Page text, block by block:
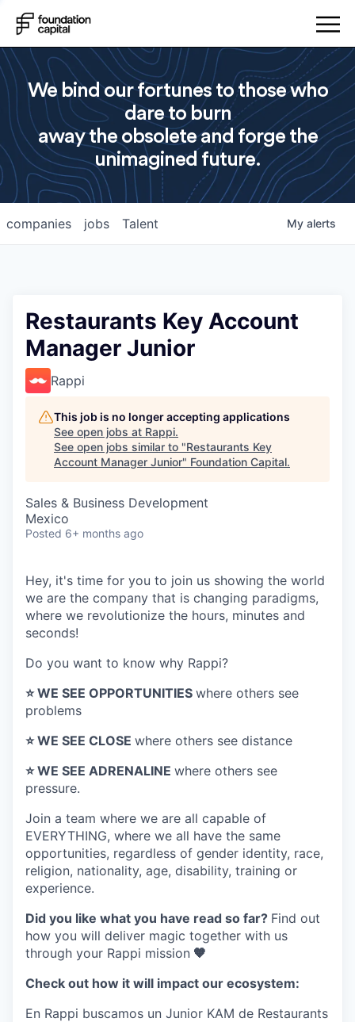
We bind our fortunes to those who
dare to burn
away the obsolete and forge the
unimagined future.
jobs
companies Talent My alerts
Restaurants Key Account
Manager Junior
Rappi
This job is no longer accepting applications
See open jobs at Rappi.
See open jobs similar to "Restaurants Key
Account Manager Junior" Foundation Capital.
Sales & Business Development
Mexico
Posted 6+ months ago
Hey, it's time for you to join us showing the world
we are the company that is changing paradigms,
where we revolutionize the hours, minutes and
seconds!
Do you want to know why Rappi?
⭐️ WE SEE OPPORTUNITIES where others see
problems
⭐️ WE SEE CLOSE where others see distance
⭐️ WE SEE ADRENALINE where others see
pressure.
Join a team where we are all capable of
EVERYTHING, where we all have the same
opportunities, regardless of gender identity, race,
religion, nationality, age, disability, training or
experience.
Did you like what you have read so far? Find out
how you will deliver magic together with us
through your Rappi mission 🧡
Check out how it will impact our ecosystem:
En Rappi buscamos un Junior KAM de Restaurants